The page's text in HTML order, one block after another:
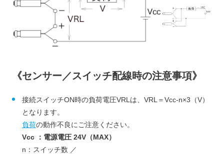
《センサー／スイッチ配線時の注意事項》
接続スイッチON時の負荷電圧VRLは、VRL＝Vcc-n×3（V）
となります。
負荷の動作不良にご注意ください。
Vcc ：電源電圧 24V（MAX）
n：スイッチ数 ／